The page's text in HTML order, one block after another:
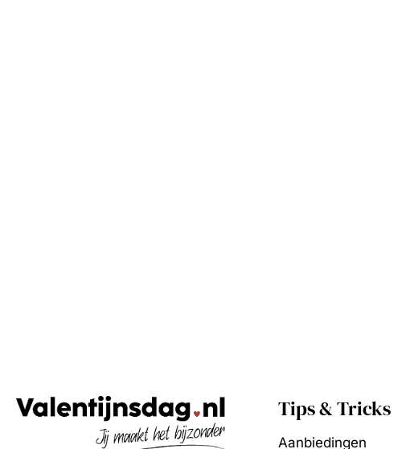
Tips & Tricks
Aanbiedingen